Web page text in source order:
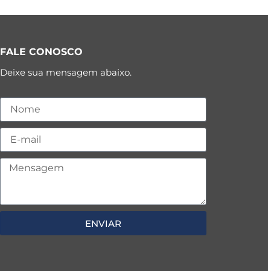
FALE CONOSCO
Deixe sua mensagem abaixo.
ENVIAR